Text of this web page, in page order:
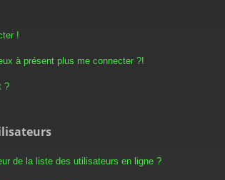
!
à présent plus me connecter ?!
?
de la liste des utilisateurs en ligne ?